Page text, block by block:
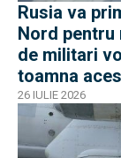
Rusia va
Nord pentru
de militari
toamna
26 IULIE 2026